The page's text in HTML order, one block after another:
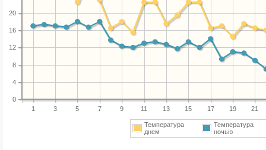
1 3 5 7 9 11 13 15 17 19 21
0
4
8
12
16
20
Температура
днем
Температура
ночью